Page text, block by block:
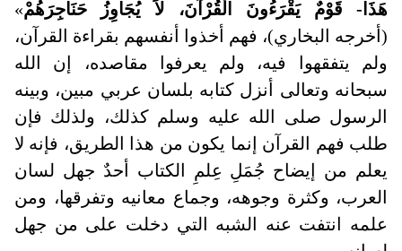
هَذَا- قَوْمٌ يَقْرَءُونَ الْقُرْآنَ، لاَ يُجَاوِزُ حَنَاجِرَهُمْ»
(أخرجه البخاري)، فهم أخذوا أنفسهم بقراءة القرآن،
ولم يتفقهوا فيه، ولم يعرفوا مقاصده، إن الله
سبحانه وتعالى أنزل كتابه بلسان عربي مبين، وبينه
الرسول صلى الله عليه وسلم كذلك، ولذلك فإن
طلب فهم القرآن إنما يكون من هذا الطريق، فإنه لا
يعلم من إيضاح جُمَلِ عِلمِ الكتاب أحدٌ جهل لسان
العرب، وكثرة وجوهه، وجماع معانيه وتفرقها، ومن
علمه انتفت عنه الشبه التي دخلت على من جهل